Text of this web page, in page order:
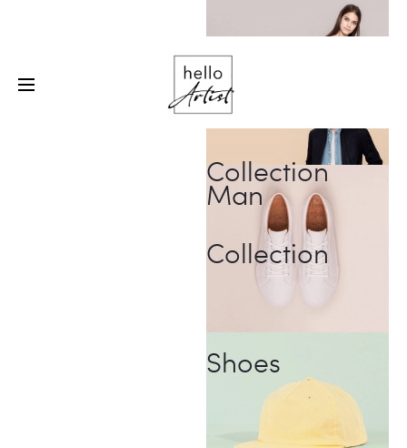
Minden PTE-s 20% kedvezményt kap a nálunk készített
első tetoválására, piercingjére és első alkalmas
eltávolítására
Woman
Collection
Man
Collection
Shoes